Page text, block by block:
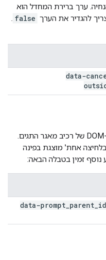
ערך ברירת המחדל הוא
להגדיר את הערך false
.
data-
במאפיין הזה מגדירים את מזהה ה-DOM של רכיב מאגר התגים.
אחת' מוצגת בפינה
נוסף זמין בטבלה הבאה:
data-prompt parent